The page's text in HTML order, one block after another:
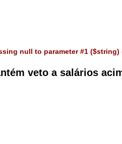
null to parameter #1
veto a salários